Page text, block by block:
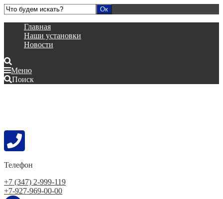
Главная
Наши установки
Новости
Меню
Поиск
Телефон
+7 (347) 2-999-119
+7-927-969-00-00